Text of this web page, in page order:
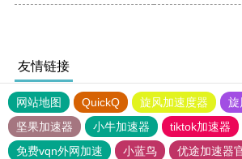
友情链接
网站地图 QuickQ 旋风加速度器 旋
坚果加速器
小牛加速器 tiktok加速器
免费vqn外网加速
小蓝鸟 优途加速器